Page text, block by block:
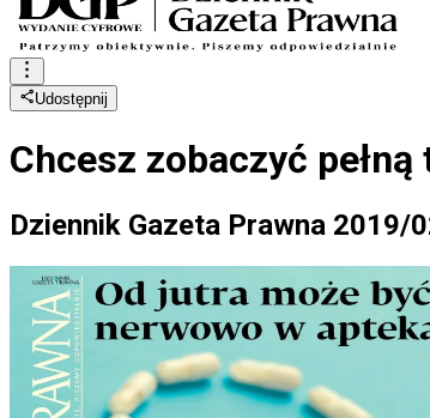
Udostępnij
Chcesz zobaczyć
Dziennik Gazeta Prawna 2019/